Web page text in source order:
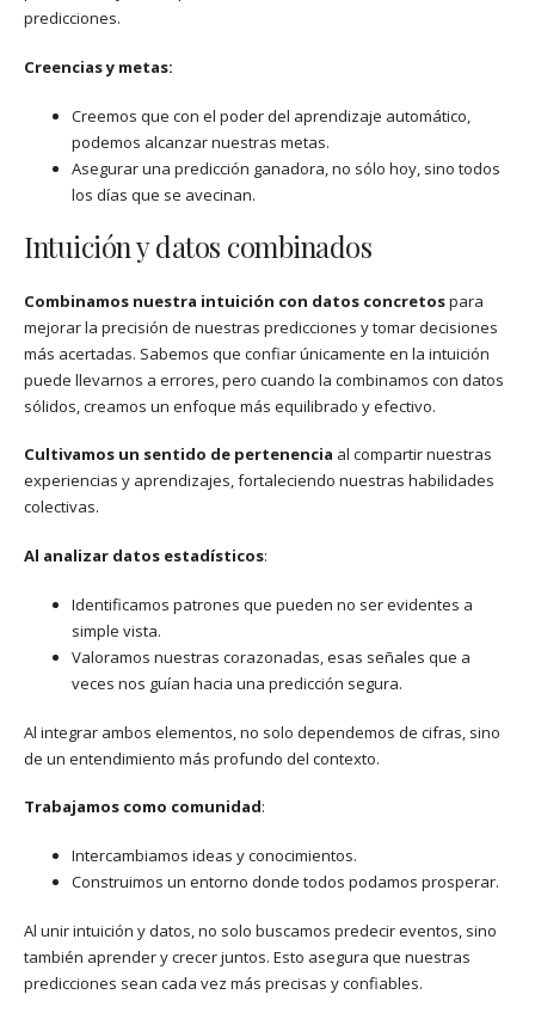
predicciones.
Creencias y metas:
Creemos que con el poder del aprendizaje automático,
podemos alcanzar nuestras metas.
Asegurar una predicción ganadora, no sólo hoy, sino todos
los días que se avecinan.
Intuición y datos combinados
Combinamos nuestra intuición con datos concretospara
mejorar la precisión de nuestras predicciones y tomar decisiones
más acertadas. Sabemos que confiar únicamente en la intuición
puede llevarnos a errores, pero cuando la combinamos con datos
sólidos, creamos un enfoque más equilibrado y efectivo.
Cultivamos un sentido de pertenencia al compartir nuestras
experiencias y aprendizajes, fortaleciendo nuestras habilidades
colectivas.
Al analizar datos estadísticos:
Identificamos patrones que pueden no ser evidentes a
simple vista.
Valoramos nuestras corazonadas, esas señales que a
veces nos guían hacia una predicción segura.
Al integrar ambos elementos, no solo dependemos de cifras, sino
de un entendimiento más profundo del contexto.
Trabajamos como comunidad:
Intercambiamos ideas y conocimientos.
Construimos un entorno donde todos podamos prosperar.
Al unir intuición y datos, no solo buscamos predecir eventos, sino
también aprender y crecer juntos. Esto asegura que nuestras
predicciones sean cada vez más precisas y confiables.